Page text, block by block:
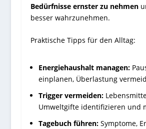
Bedürfnisse ernster zu nehmen
besser wahrzunehmen.
Praktische Tipps für den Alltag:
Energiehaushalt managen:
einplanen, Überlastung
Trigger vermeiden:
Umweltgifte identifizieren und
Tagebuch führen:Symptome,